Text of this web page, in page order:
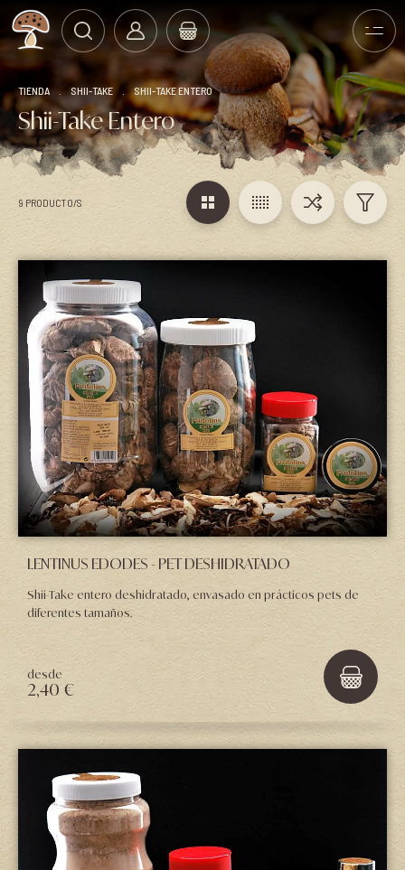
TIENDA SHII-TAKE SHII-TAKE ENTERO
Shii-Take Entero
9 PRODUCTO/S
LENTINUS EDODES - PET DESHIDRATADO
Shii-Take entero deshidratado, envasado en prácticos pets de
diferentes tamaños.
desde
2,40 €